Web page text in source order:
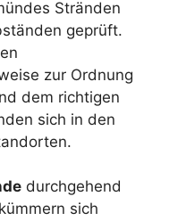
Stränden
geprüft.
zur Ordnung
dem richtigen
sich in den
durchgehend
sich